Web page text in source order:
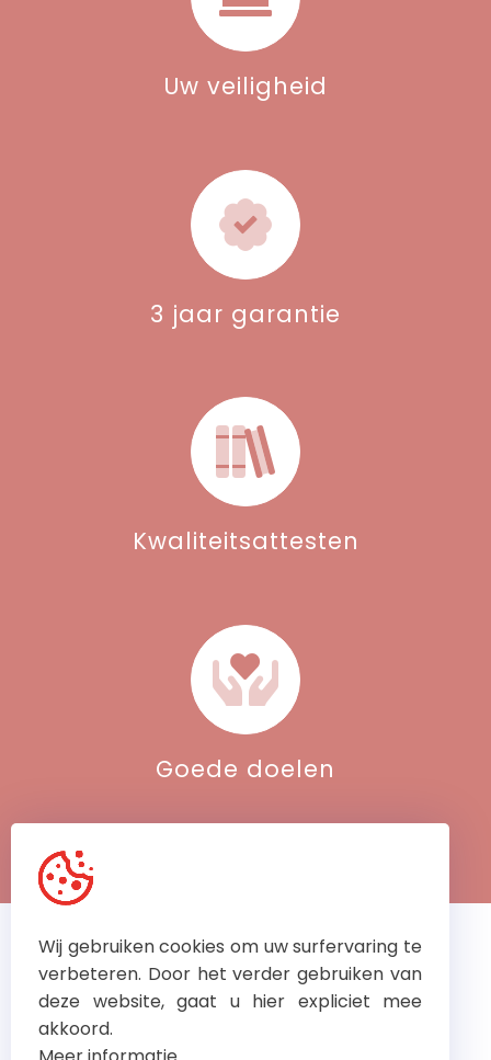
Uw veiligheid
3 jaar garantie
Kwaliteitsattesten
Goede doelen
Voor dringende
herstellingen kan u
steeds bij ons terecht
Wij gebruiken cookies om uw surfervaring te
verbeteren. Door het verder gebruiken van
deze website, gaat u hier expliciet mee
akkoord.